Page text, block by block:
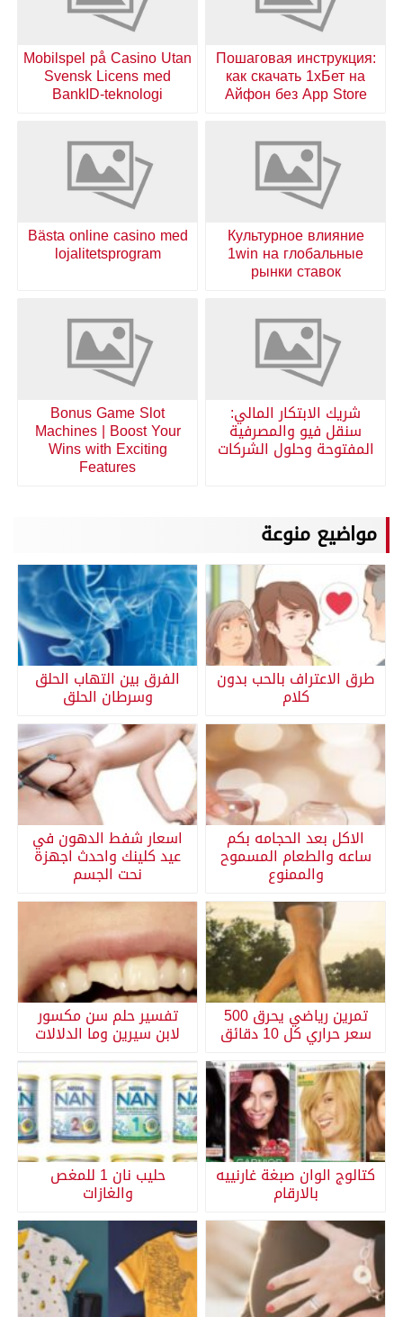
Пошаговая инструкция:
как скачать 1хБет на
Айфон без App Store
Mobilspel på Casino Utan
Svensk Licens med
BankID-teknologi
Культурное влияние
1win на глобальные
рынки ставок
Bästa online casino med
lojalitetsprogram
شريك الابتكار المالي:
سنقل فيو والمصرفية
المفتوحة وحلول الشركات
Bonus Game Slot
Machines | Boost Your
Wins with Exciting
Features
مواضيع منوعة
طرق الاعتراف بالحب بدون
كلام
الفرق بين التهاب الحلق
وسرطان الحلق
الاكل بعد الحجامه بكم
ساعه والطعام المسموح
والممنوع
اسعار شفط الدهون في
عيد كلينك واحدث اجهزة
نحت الجسم
تمرين رياضي يحرق 500
سعر حراري كل 10 دقائق
تفسير حلم سن مكسور
لابن سيرين وما الدلالات
كتالوج الوان صبغة غارنييه
بالارقام
حليب نان 1 للمغص
والغازات